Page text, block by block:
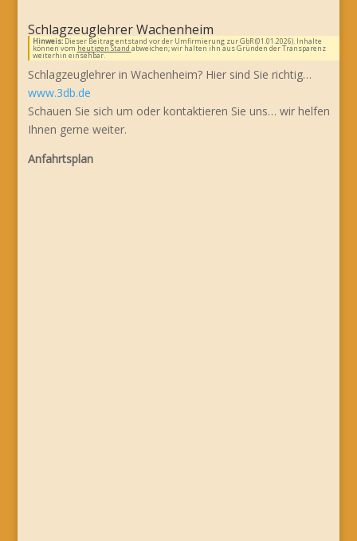
Schlagzeuglehrer Wachenheim
Hinweis:Dieser Beitrag entstand vor der Umfirmierung zur GbR (01.01.2026). Inhalte
können vom heutigen Stand abweichen; wir halten ihn aus Gründen der Transparenz
weiterhin einsehbar.
Schlagzeuglehrer in Wachenheim? Hier sind Sie richtig…
www.3db.de
Schauen Sie sich um oder kontaktieren Sie uns… wir helfen
Ihnen gerne weiter.
Anfahrtsplan